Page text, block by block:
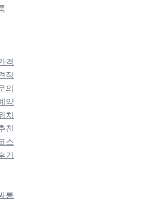
격
적
의
약
치
천
스
기
롱